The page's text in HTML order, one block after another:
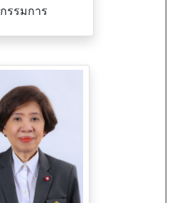
กรรมการ